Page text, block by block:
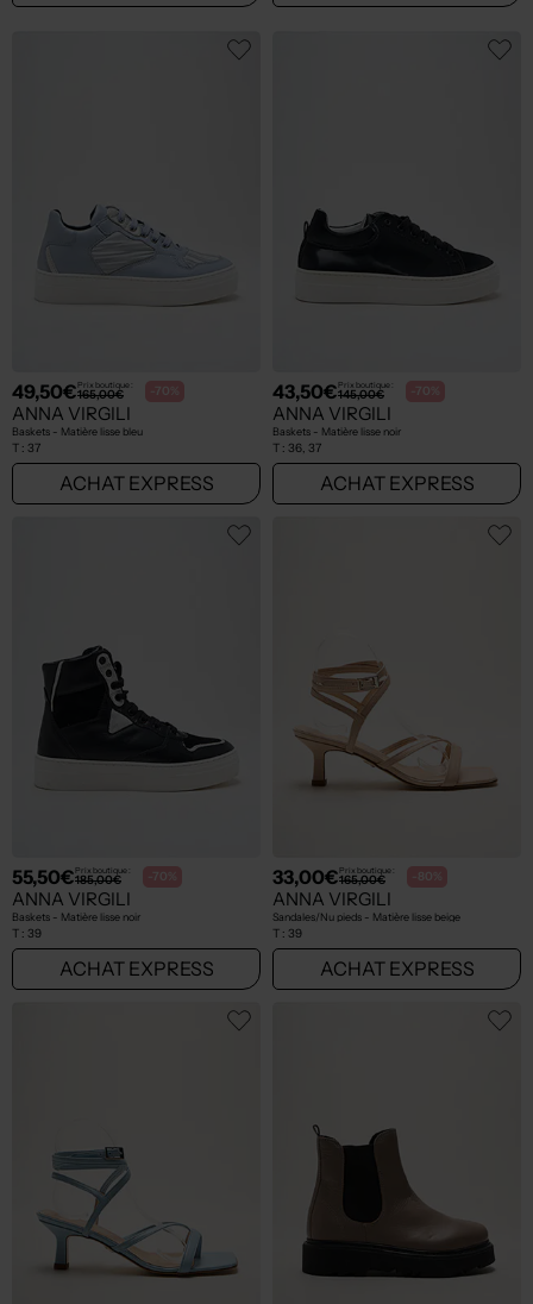
49,50€Prix boutique :
165,00€ -70%
ANNA VIRGILI
Baskets - Matière lisse bleu
T : 37
ACHAT EXPRESS
43,50€Prix boutique :
145,00€ -70%
ANNA VIRGILI
Baskets - Matière lisse noir
T : 36, 37
ACHAT EXPRESS
55,50€Prix boutique :
185,00€ -70%
ANNA VIRGILI
Baskets - Matière lisse noir
T : 39
ACHAT EXPRESS
33,00€Prix boutique :
165,00€ -80%
ANNA VIRGILI
Sandales/Nu pieds - Matière lisse beige
T : 39
ACHAT EXPRESS